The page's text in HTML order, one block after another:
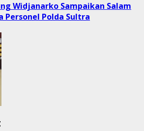
Widjanarko Sampaikan Salam
Personel Polda Sultra